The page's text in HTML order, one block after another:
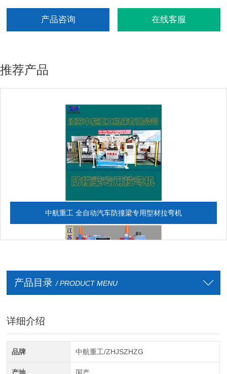
产品咨询 在线客服
推荐产品
中航重工 全自动汽车防撞梁专用型材拉弯机
全自动CAD导图滚弯机
产品目录 / PRODUCT MENU
详细介绍
品牌 中航重工/ZHJSZHZG